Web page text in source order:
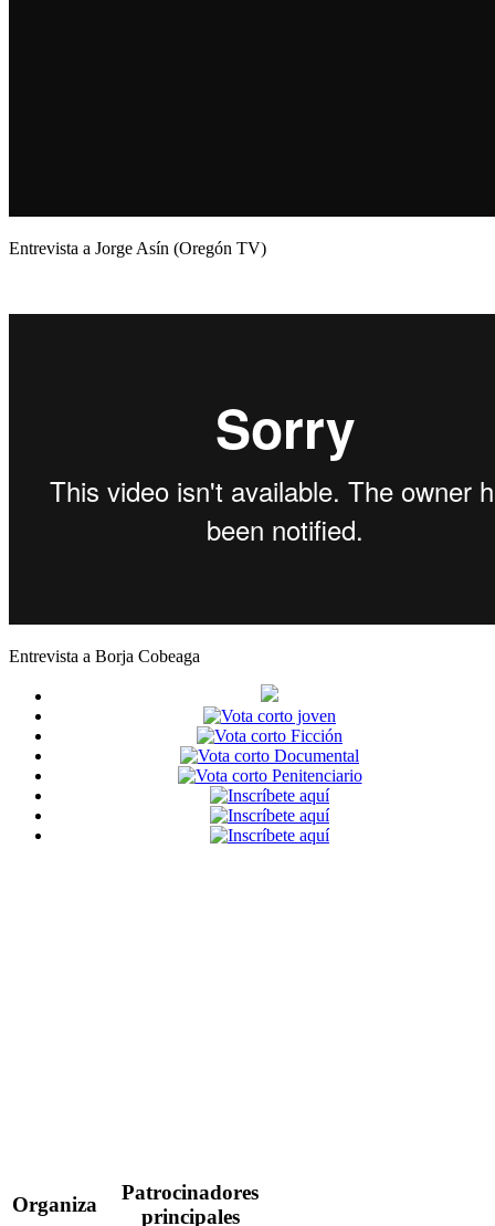
Entrevista a Jorge Asín (Oregón TV)
Entrevista a Borja Cobeaga
Organiza
Patrocinadores
principales